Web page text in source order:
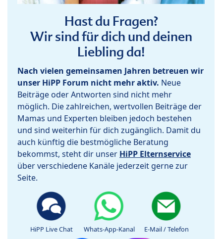
Hast du Fragen?
Wir sind für dich und deinen
Liebling da!
Nach vielen gemeinsamen Jahren betreuen wir
unser HiPP Forum nicht mehr aktiv. Neue
Beiträge oder Antworten sind nicht mehr
möglich. Die zahlreichen, wertvollen Beiträge der
Mamas und Experten bleiben jedoch bestehen
und sind weiterhin für dich zugänglich. Damit du
auch künftig die bestmögliche Beratung
bekommst, steht dir unser HiPP Elternservice
über verschiedene Kanäle jederzeit gerne zur
Seite.
HiPP Live Chat Whats-App-Kanal E-Mail / Telefon